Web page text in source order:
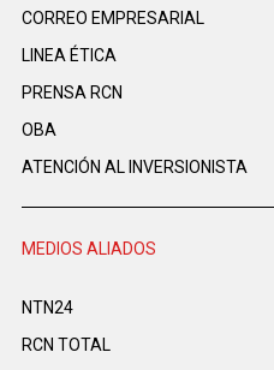
CORREO EMPRESARIAL
LINEA ÉTICA
PRENSA RCN
OBA
ATENCIÓN AL INVERSIONISTA
MEDIOS ALIADOS
NTN24
RCN TOTAL